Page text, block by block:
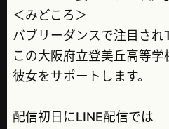
＜みどころ＞
バブリーダンスで注目さ
この大阪府立登美丘高等学
彼女をサポートします。
配信初日にLINE配信では